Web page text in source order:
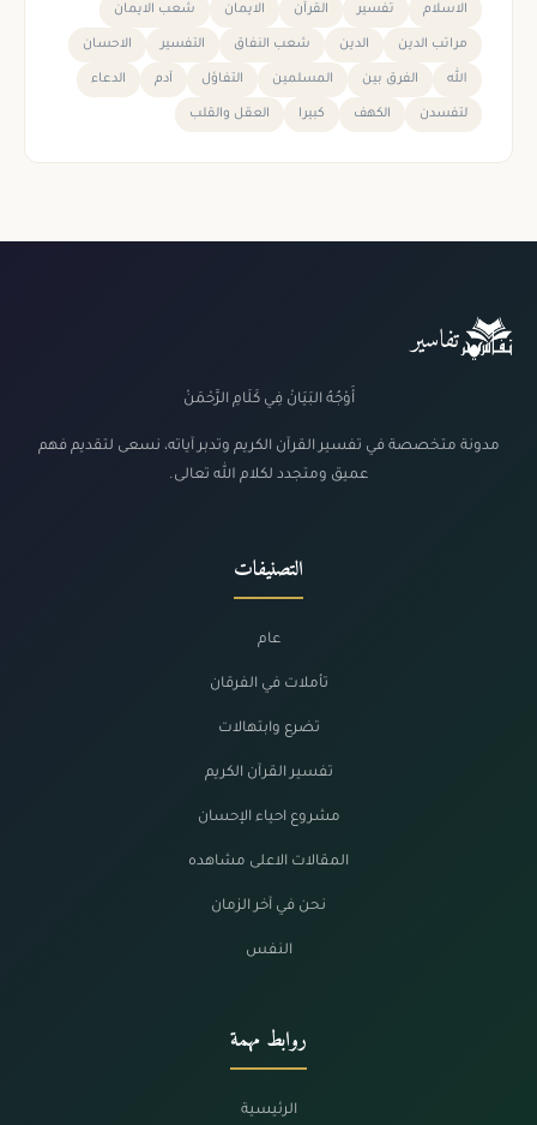
الاسلام تفسير القرآن الايمان شعب الايمان
مراتب الدين الدين شعب النفاق التفسير الاحسان
الله الفرق بين المسلمين التفاؤل آدم الدعاء
لتفسدن الكهف كبيرا العقل والقلب
تفاسير
أَوْجُهُ البَيَانْ فِي كَلَامِ الرَّحْمَنْ
مدونة متخصصة في تفسير القرآن الكريم وتدبر آياته، نسعى لتقديم فهم
عميق ومتجدد لكلام الله تعالى.
التصنيفات
عام
تأملات في الفرقان
تضرع وابتهالات
تفسير القرآن الكريم
مشروع احياء الإحسان
المقالات الاعلى مشاهده
نحن في آخر الزمان
النفس
روابط مهمة
الرئيسية